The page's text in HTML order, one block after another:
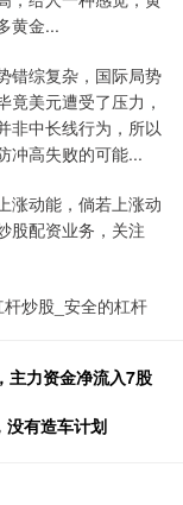
黄金...
错综复杂，国际局势
美元遭受了压力，
非中长线行为，所以
冲高失败的可能...
涨动能，倘若上涨动
股配资业务，关注
炒股_安全的杠杆
主力资金净流入7股
没有造车计划